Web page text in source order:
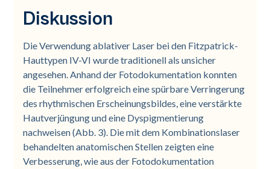
Diskussion
Die Verwendung ablativer Laser bei den Fitzpatrick-
Hauttypen IV-VI wurde traditionell als unsicher
angesehen. Anhand der Fotodokumentation konnten
die Teilnehmer erfolgreich eine spürbare Verringerung
des rhythmischen Erscheinungsbildes, eine verstärkte
Hautverjüngung und eine Dyspigmentierung
nachweisen (Abb. 3). Die mit dem Kombinationslaser
behandelten anatomischen Stellen zeigten eine
Verbesserung, wie aus der Fotodokumentation